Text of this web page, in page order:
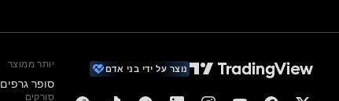
נוצר על ידי בני אדם יותר ממוצר
סופר גרפים
סורקים